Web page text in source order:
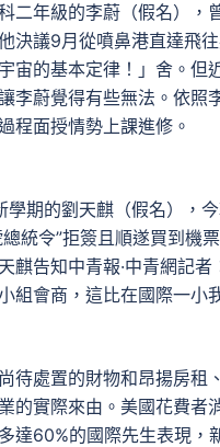
年級的李蔚（假名），
決議9月從噴鼻港直達飛
宇宙的基本定律！」舍。但
李蔚覺得有些無法。依照
程面授情勢上課進修。
的劉天麒（假名），今
統令”拒簽且順遂買到機
麒告知中青報·中青網記
組會商，這比在國際一小
處置的財物和昂揚房租
的實際來由。美國花費者
達60%的國際先生表現